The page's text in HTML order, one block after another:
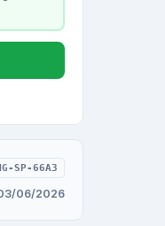
SP-66A3
06/2026